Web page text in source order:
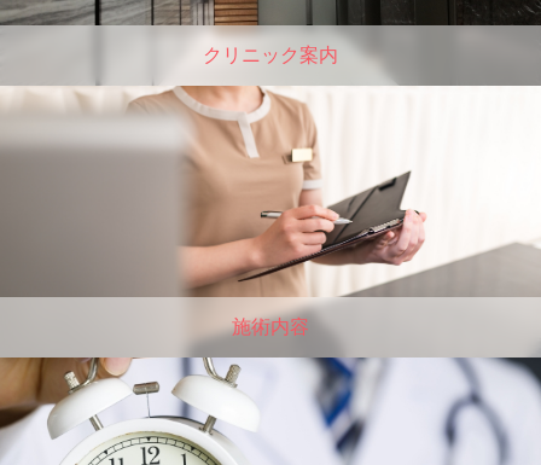
クリニック案内
施術内容